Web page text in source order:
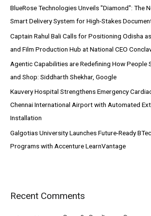
f
o
r
:
BlueRose Technologies Unveils "Diamond": The
Smart Delivery System for High-Stakes
Captain Rahul Bali Calls for Positioning Odisha
and Film Production Hub at National CEO
Agentic Capabilities are Redefining How People
and Shop: Siddharth Shekhar, Google
Kauvery Hospital Strengthens Emergency
Chennai International Airport with Automated
Installation
Galgotias University Launches Future-Ready
Programs with Accenture LearnVantage
Recent Comments